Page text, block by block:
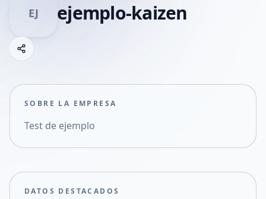
EJ ejemplo-kaizen
Compartir empresa
Compartir en X
SOBRE LA EMPRESA
Test de ejemplo
DATOS DESTACADOS